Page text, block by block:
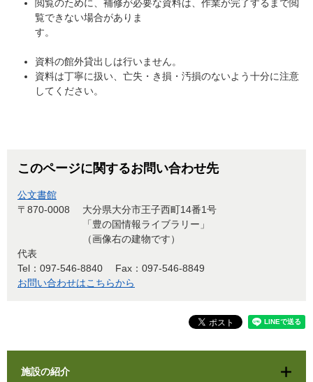
閲覧のために、補修が必要な資料は、作業が完了するまで閲
覧できない場合がありま
す。
資料の館外貸出しは行いません。
資料は丁寧に扱い、亡失・き損・汚損のないよう十分に注意
してください。
このページに関するお問い合わせ先
公文書館
〒870-0008
大分県大分市王子西町14番1号
「豊の国情報ライブラリー」
（画像右の建物です）
代表
Tel：097-546-8840
Fax：097-546-8849
お問い合わせはこちらから
施設の紹介